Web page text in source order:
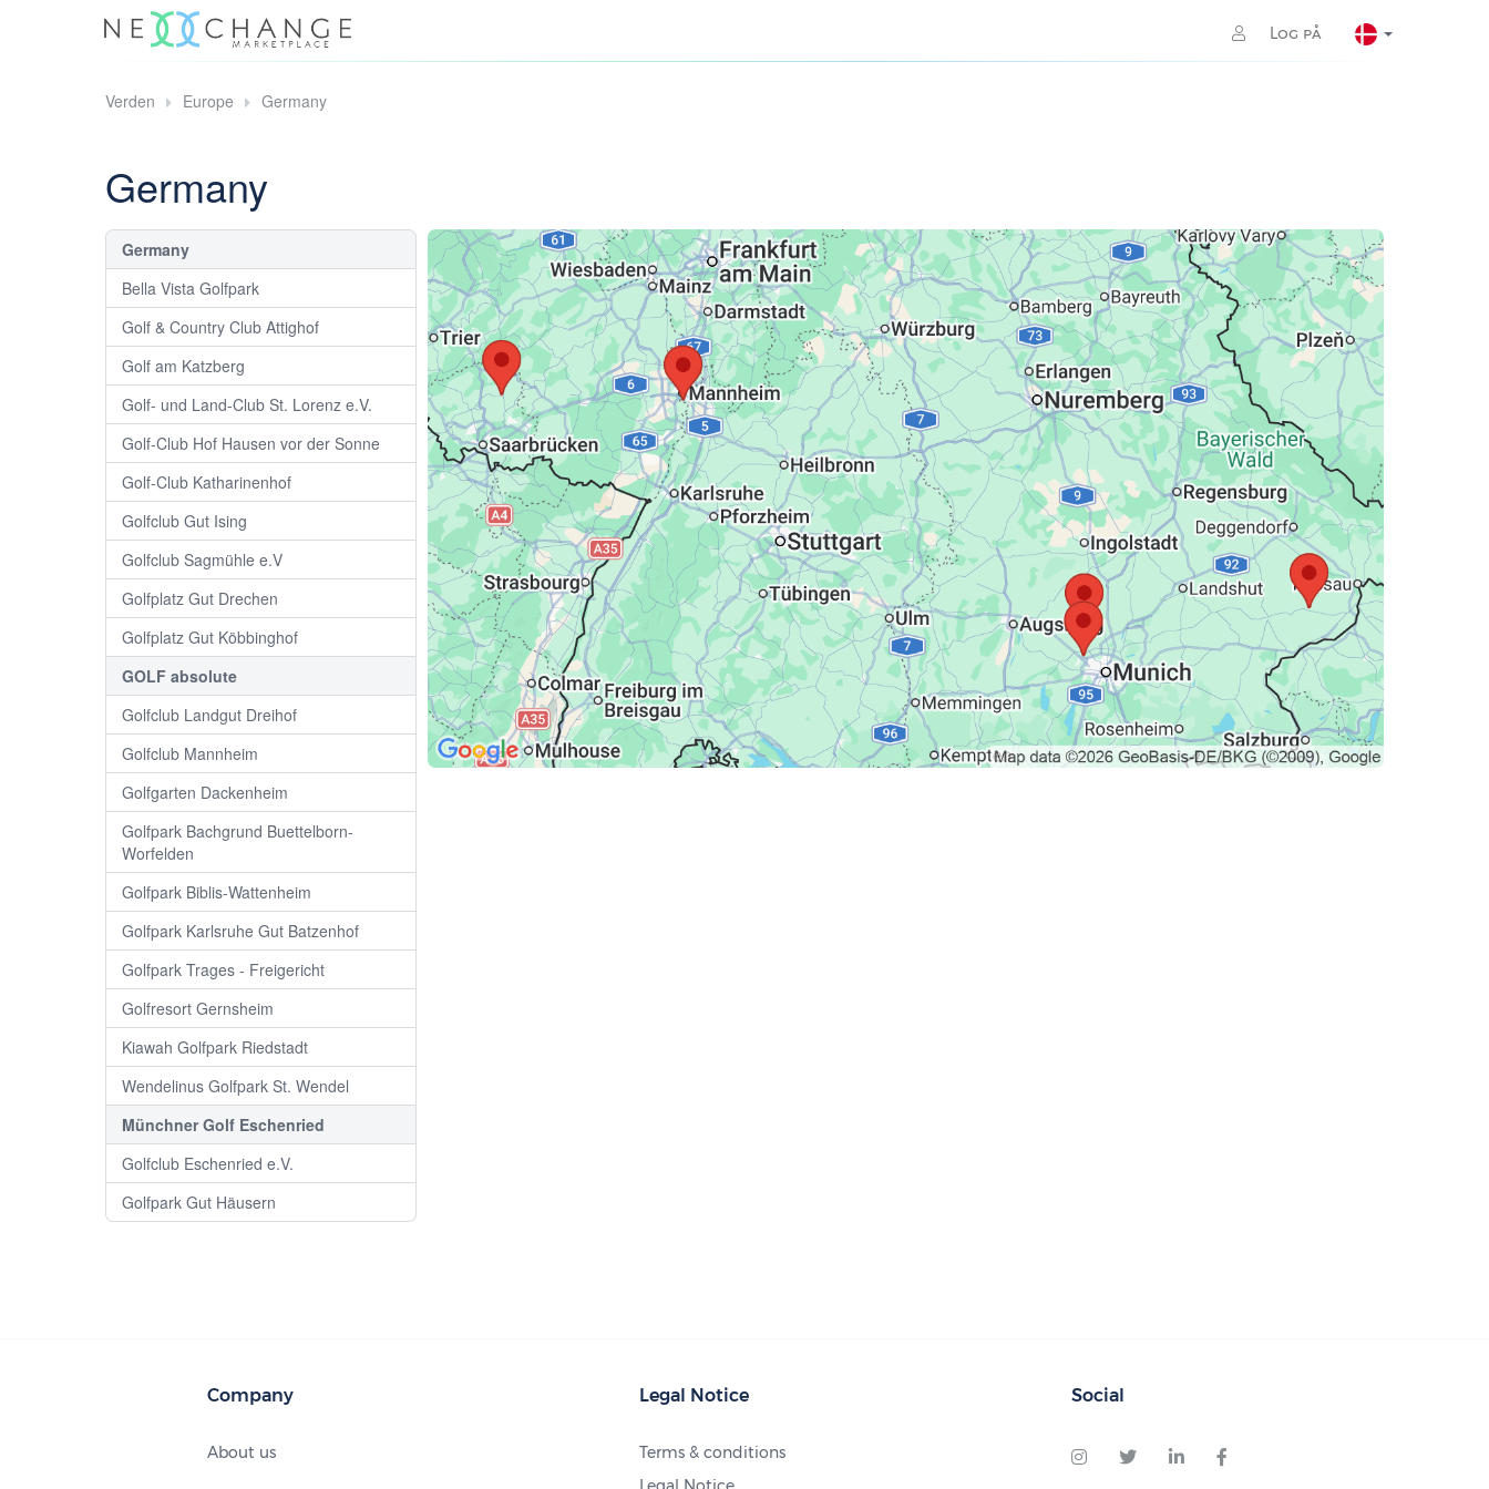
Log på
Verden Europe Germany
Germany
Germany
Bella Vista Golfpark
Golf & Country Club Attighof
Golf am Katzberg
Golf- und Land-Club St. Lorenz e.V.
Golf-Club Hof Hausen vor der Sonne
Golf-Club Katharinenhof
Golfclub Gut Ising
Golfclub Sagmühle e.V
Golfplatz Gut Drechen
Golfplatz Gut Köbbinghof
GOLF absolute
Golfclub Landgut Dreihof
Golfclub Mannheim
Golfgarten Dackenheim
Golfpark Bachgrund Buettelborn-
Worfelden
Golfpark Biblis-Wattenheim
Golfpark Karlsruhe Gut Batzenhof
Golfpark Trages - Freigericht
Golfresort Gernsheim
Kiawah Golfpark Riedstadt
Wendelinus Golfpark St. Wendel
Münchner Golf Eschenried
Golfclub Eschenried e.V.
Golfpark Gut Häusern
Company
About us
Legal Notice
Terms & conditions
Social